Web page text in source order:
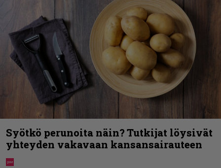
Syötkö perunoita näin? Tutkijat löysivät
yhteyden vakavaan kansansairauteen